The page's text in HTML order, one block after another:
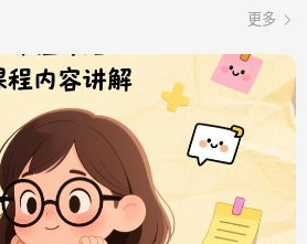
更多